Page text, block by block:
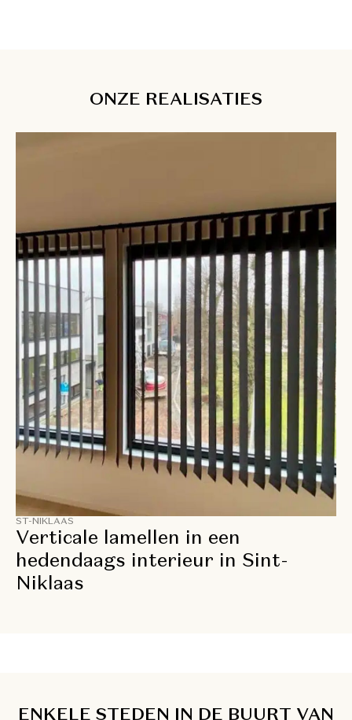
ONZE REALISATIES
ST-NIKLAAS
Verticale lamellen in een
hedendaags interieur in Sint-
Niklaas
ENKELE STEDEN IN DE BUURT VAN